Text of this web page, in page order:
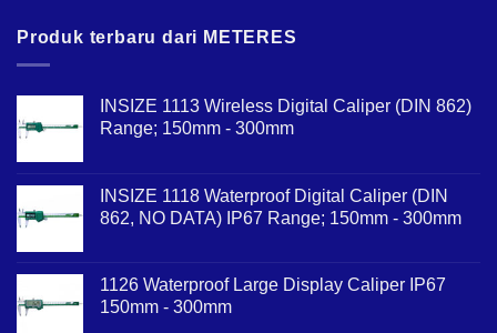
Produk terbaru dari METERES
INSIZE 1113 Wireless Digital Caliper (DIN 862)
Range; 150mm - 300mm
INSIZE 1118 Waterproof Digital Caliper (DIN
862, NO DATA) IP67 Range; 150mm - 300mm
1126 Waterproof Large Display Caliper IP67
150mm - 300mm